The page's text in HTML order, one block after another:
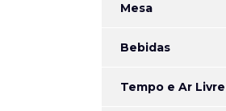
Mesa
Bebidas
Tempo e Ar Livre